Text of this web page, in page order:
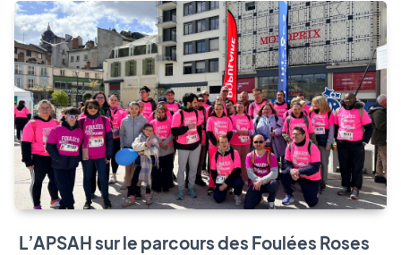
L’APSAH sur le parcours des Foulées Roses